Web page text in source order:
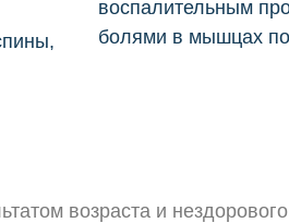
воспалительным
болями в мышцах
возраста и